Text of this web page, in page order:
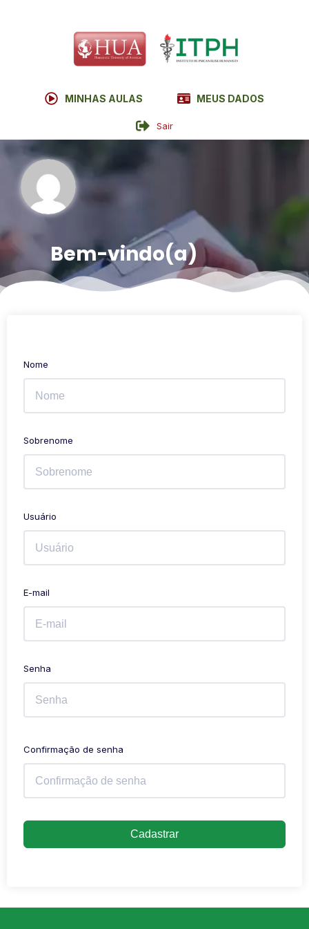
MINHAS AULAS MEUS DADOS
Sair
Bem-vindo(a)
Nome
Sobrenome
Usuário
E-mail
Senha
Confirmação de senha
Cadastrar